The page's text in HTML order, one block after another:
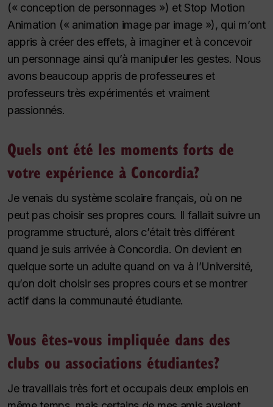
(« conception de personnages ») et Stop Motion
Animation (« animation image par image »), qui m’ont
appris à créer des effets, à imaginer et à concevoir
un personnage ainsi qu’à manipuler les gestes. Nous
avons beaucoup appris de professeures et
professeurs très expérimentés et vraiment
passionnés.
Quels ont été les moments forts de
votre expérience à Concordia?
Je venais du système scolaire français, où on ne
peut pas choisir ses propres cours. Il fallait suivre un
programme structuré, alors c’était très différent
quand je suis arrivée à Concordia. On devient en
quelque sorte un adulte quand on va à l’Université,
qu’on doit choisir ses propres cours et se montrer
actif dans la communauté étudiante.
Vous êtes-vous impliquée dans des
clubs ou associations étudiantes?
Je travaillais très fort et occupais deux emplois en